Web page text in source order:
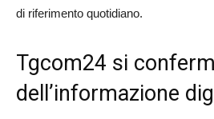
di riferimento quotidiano.
Tgcom24 si
dell’informazione